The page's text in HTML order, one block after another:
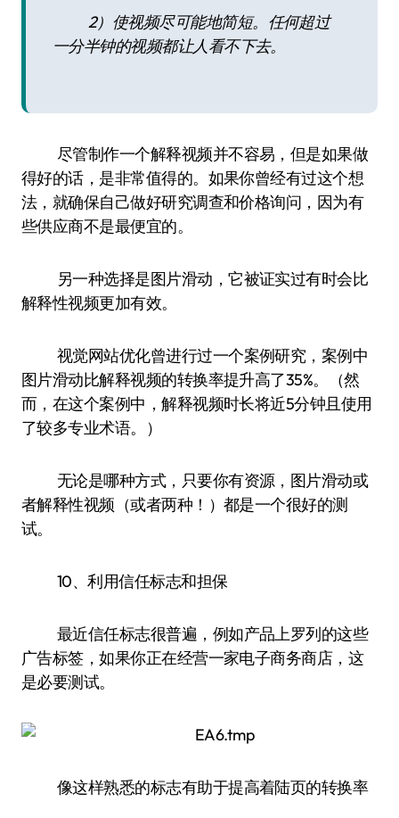
2）使视频尽可能地简短。任何超过
一分半钟的视频都让人看不下去。
尽管制作一个解释视频并不容易，但是如果做
得好的话，是非常值得的。如果你曾经有过这个想
法，就确保自己做好研究调查和价格询问，因为有
些供应商不是最便宜的。
另一种选择是图片滑动，它被证实过有时会比
解释性视频更加有效。
视觉网站优化曾进行过一个案例研究，案例中
图片滑动比解释视频的转换率提升高了35%。（然
而，在这个案例中，解释视频时长将近5分钟且使用
了较多专业术语。）
无论是哪种方式，只要你有资源，图片滑动或
者解释性视频（或者两种！）都是一个很好的测
试。
10、利用信任标志和担保
最近信任标志很普遍，例如产品上罗列的这些
广告标签，如果你正在经营一家电子商务商店，这
是必要测试。
像这样熟悉的标志有助于提高着陆页的转换率